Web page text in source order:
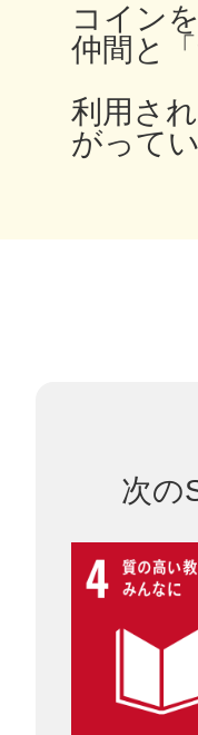
コイン
仲間と
利用さ
がって
次の